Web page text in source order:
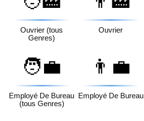
Ouvrier (tous
Genres)
Ouvrier
🧑‍💼
Employé De Bureau
(tous Genres)
👨‍💼
Employé De Bureau